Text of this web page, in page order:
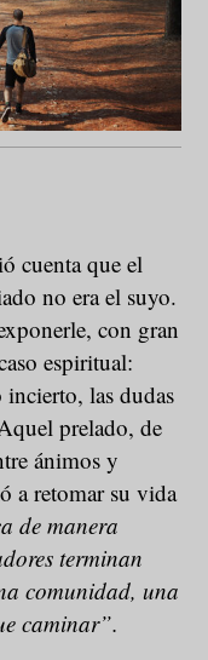
cuenta que el
no era el suyo.
con gran
espiritual:
las dudas
prelado, de
ánimos y
a retomar su vida
de manera
terminan
comunidad, una
caminar”.